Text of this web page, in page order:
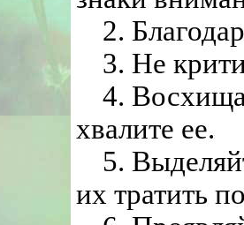
2.
3. Не
4.
хвалите ее.
5.
их тратить